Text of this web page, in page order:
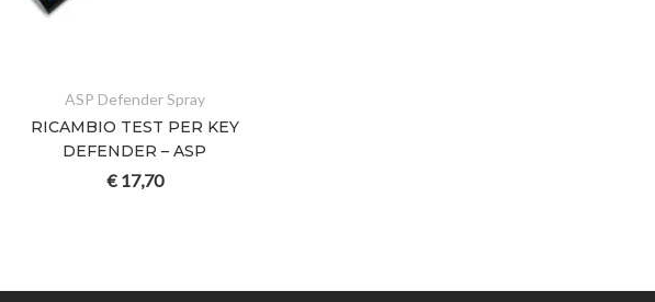
ASP Defender Spray
RICAMBIO TEST PER KEY
DEFENDER – ASP
€17,70